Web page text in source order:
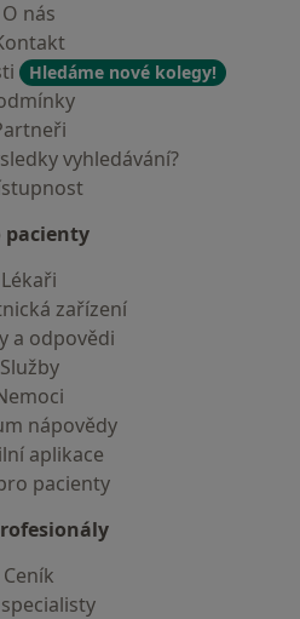
O nás
Hledáme nové kolegy!
vyhledávání?
pacienty
Lékaři
zařízení
a odpovědi
Služby
nápovědy
aplikace
pacienty
Ceník